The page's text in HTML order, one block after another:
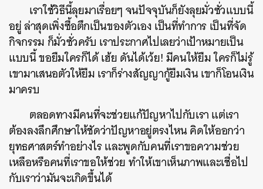
เราใช้วิธีนี้ลุยมาเรื่อยๆ จนปัจจุบันก็ยังลุยมั่วซั่วแบบนี้
อยู่ ล่าสุดเพิ่งซื้อตึกเป็นของตัวเอง เป็นที่ทำการ เป็นที่จัด
กิจกรรม ก็มั่วซั่วครับ เราประกาศไปเลยว่าเป้าหมายเป็น
แบบนี้ ขอยืมใครก็ได้ เฮ้ย ดันได้เว้ย! มีคนให้ยืม ใครก็ไม่รู้
เขามาเสนอตัวให้ยืม เราก็ร่างสัญญากู้ยืมเงิน เขาก็โอนเงิน
มาครบ
ตลอดทางมีคนที่จะช่วยแก้ปัญหาไปกับเรา แต่เรา
ต้องลงลึกศึกษาให้ชัดว่าปัญหาอยู่ตรงไหน คิดให้ออกว่า
ยุทธศาสตร์ทำอย่างไร และพูดกับคนที่เราขอความช่วย
เหลือหรือคนที่เราขอให้ช่วย ทำให้เขาเห็นภาพและเชื่อไป
กับเราว่ามันจะเกิดขึ้นได้